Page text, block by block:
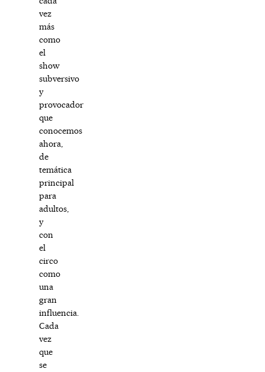
vez
más
como
el
show
subversivo
y
provocador
que
conocemos
ahora,
de
temática
principal
para
adultos,
y
con
el
circo
como
una
gran
influencia.
Cada
vez
que
se